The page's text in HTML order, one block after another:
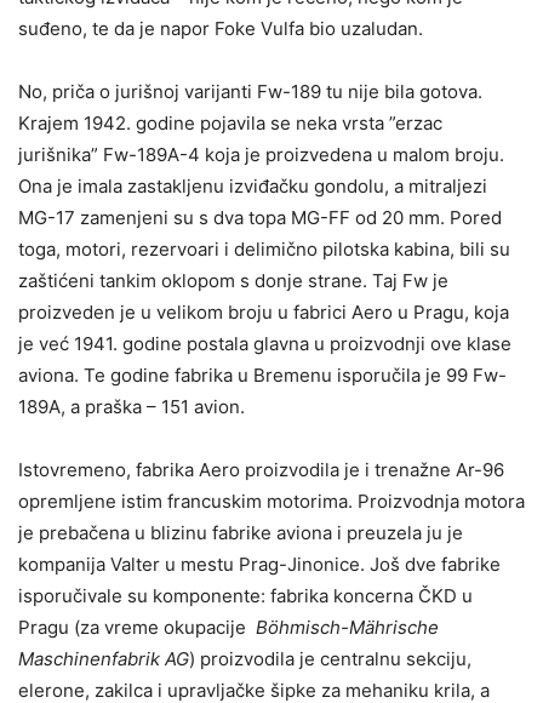
suđeno, te da je napor Foke Vulfa bio uzaludan.
No, priča o jurišnoj varijanti Fw-189 tu nije bila gotova.
Krajem 1942. godine pojavila se neka vrsta ”erzac
jurišnika” Fw-189A-4 koja je proizvedena u malom broju.
Ona je imala zastakljenu izviđačku gondolu, a mitraljezi
MG-17 zamenjeni su s dva topa MG-FF od 20 mm. Pored
toga, motori, rezervoari i delimično pilotska kabina, bili su
zaštićeni tankim oklopom s donje strane. Taj Fw je
proizveden je u velikom broju u fabrici Aero u Pragu, koja
je već 1941. godine postala glavna u proizvodnji ove klase
aviona. Te godine fabrika u Bremenu isporučila je 99 Fw-
189A, a praška – 151 avion.
Istovremeno, fabrika Aero proizvodila je i trenažne Ar-96
opremljene istim francuskim motorima. Proizvodnja motora
je prebačena u blizinu fabrike aviona i preuzela ju je
kompanija Valter u mestu Prag-Jinonice. Još dve fabrike
isporučivale su komponente: fabrika koncerna ČKD u
Pragu (za vreme okupacije Böhmisch-Mährische
Maschinenfabrik AG) proizvodila je centralnu sekciju,
elerone, zakilca i upravljačke šipke za mehaniku krila, a